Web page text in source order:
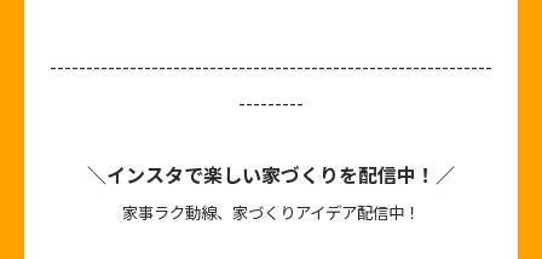
-------------------------------------------------------------
---------
＼インスタで楽しい家づくりを配信中！／
家事ラク動線、家づくりアイデア配信中！